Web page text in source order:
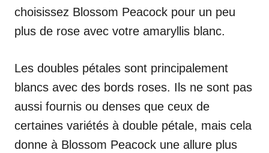
choisissez Blossom Peacock pour un peu
plus de rose avec votre amaryllis blanc.
Les doubles pétales sont principalement
blancs avec des bords roses. Ils ne sont pas
aussi fournis ou denses que ceux de
certaines variétés à double pétale, mais cela
donne à Blossom Peacock une allure plus